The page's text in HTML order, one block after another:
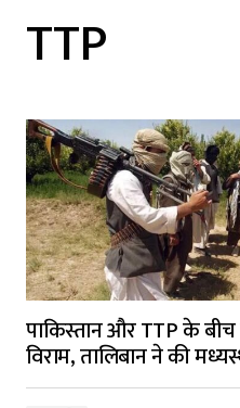
TTP
पाकिस्तान और TTP के बीच
विराम, तालिबान ने की